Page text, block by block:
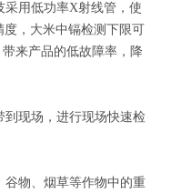
用低功率X射线管，使
，大米中镉检测下限可
来产品的低故障率，降
现场，进行现场快速检
物、烟草等作物中的重